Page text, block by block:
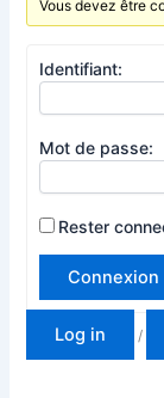
Vous devez être
Identifiant:
Mot de passe:
Rester
Connexion
Log in /